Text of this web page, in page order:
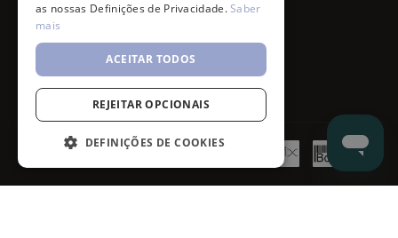
as nossas Definições de Privacidade.Saber
mais
ACEITAR TODOS
REJEITAR OPCIONAIS
DEFINIÇÕES DE COOKIES